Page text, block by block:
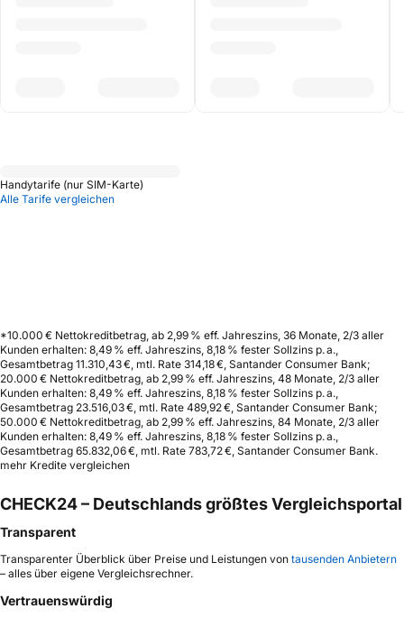
Handytarife (nur SIM-Karte)
Alle Tarife vergleichen
*10.000 € Nettokreditbetrag, ab 2,99 % eff. Jahreszins, 36 Monate, 2/3 aller
Kunden erhalten: 8,49 % eff. Jahreszins, 8,18 % fester Sollzins p. a.,
Gesamtbetrag 11.310,43 €, mtl. Rate 314,18 €, Santander Consumer Bank;
20.000 € Nettokreditbetrag, ab 2,99 % eff. Jahreszins, 48 Monate, 2/3 aller
Kunden erhalten: 8,49 % eff. Jahreszins, 8,18 % fester Sollzins p. a.,
Gesamtbetrag 23.516,03 €, mtl. Rate 489,92 €, Santander Consumer Bank;
50.000 € Nettokreditbetrag, ab 2,99 % eff. Jahreszins, 84 Monate, 2/3 aller
Kunden erhalten: 8,49 % eff. Jahreszins, 8,18 % fester Sollzins p. a.,
Gesamtbetrag 65.832,06 €, mtl. Rate 783,72 €, Santander Consumer Bank.
mehr Kredite vergleichen
CHECK24 – Deutschlands größtes Vergleichsportal
Transparent
Transparenter Überblick über Preise und Leistungen von tausenden Anbietern
– alles über eigene Vergleichsrechner.
Vertrauenswürdig